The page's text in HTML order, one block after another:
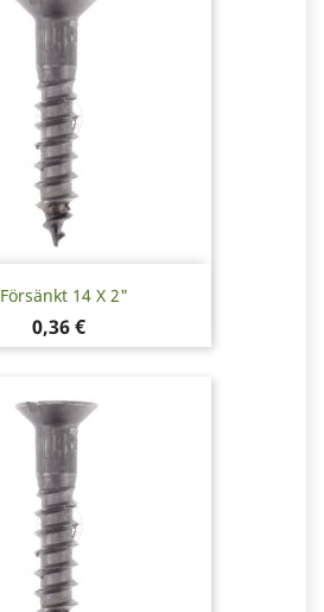
Försänkt 14 X 2"
Pris
0,36 €